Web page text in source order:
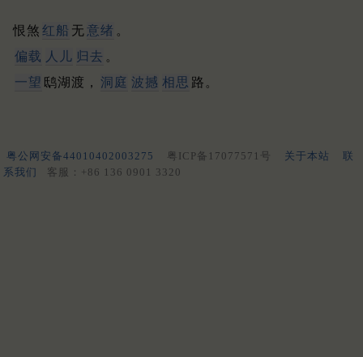
恨煞 红船 无意绪 。
偏载 人儿 归去 。
一望 鸱湖渡， 洞庭 波撼 相思 路。
粤公网安备44010402003275 粤ICP备17077571号 关于本站
联
系我们
客服：+86 136 0901 3320